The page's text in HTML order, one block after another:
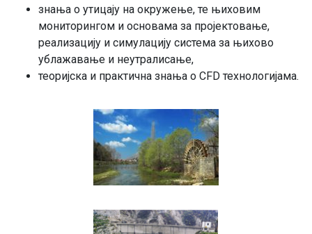
знања о утицају на окружење, те њиховим
мониторингом и основама за пројектовање,
реализацију и симулацију система за њихово
ублажавање и неутралисање,
теоријска и практична знања о CFD технологијама.